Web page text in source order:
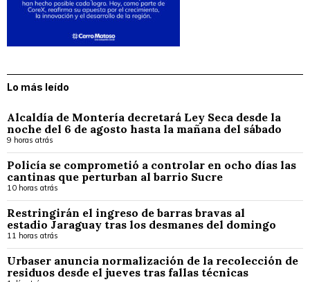
Lo más leído
Alcaldía de Montería decretará Ley Seca desde la
noche del 6 de agosto hasta la mañana del sábado
9 horas atrás
Policía se comprometió a controlar en ocho días las
cantinas que perturban al barrio Sucre
10 horas atrás
Restringirán el ingreso de barras bravas al
estadio Jaraguay tras los desmanes del domingo
11 horas atrás
Urbaser anuncia normalización de la recolección de
residuos desde el jueves tras fallas técnicas